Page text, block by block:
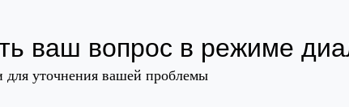
ваш вопрос в режиме
для уточнения вашей проблемы